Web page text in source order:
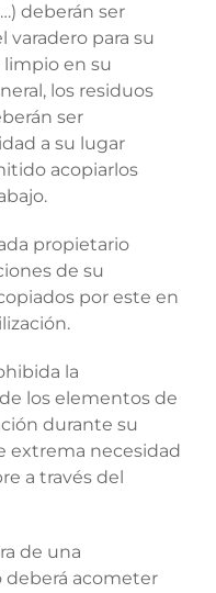
deberán ser
varadero para su
en su
los residuos
ser
a su lugar
acopiarlos
propietario
de su
por este en
la
los elementos de
durante su
extrema necesidad
a través del
de una
deberá acometer